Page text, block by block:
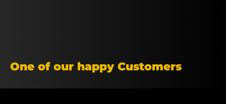
One of our happy Customers